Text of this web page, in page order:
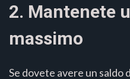
2. Mantenete
massimo
Se dovete avere un